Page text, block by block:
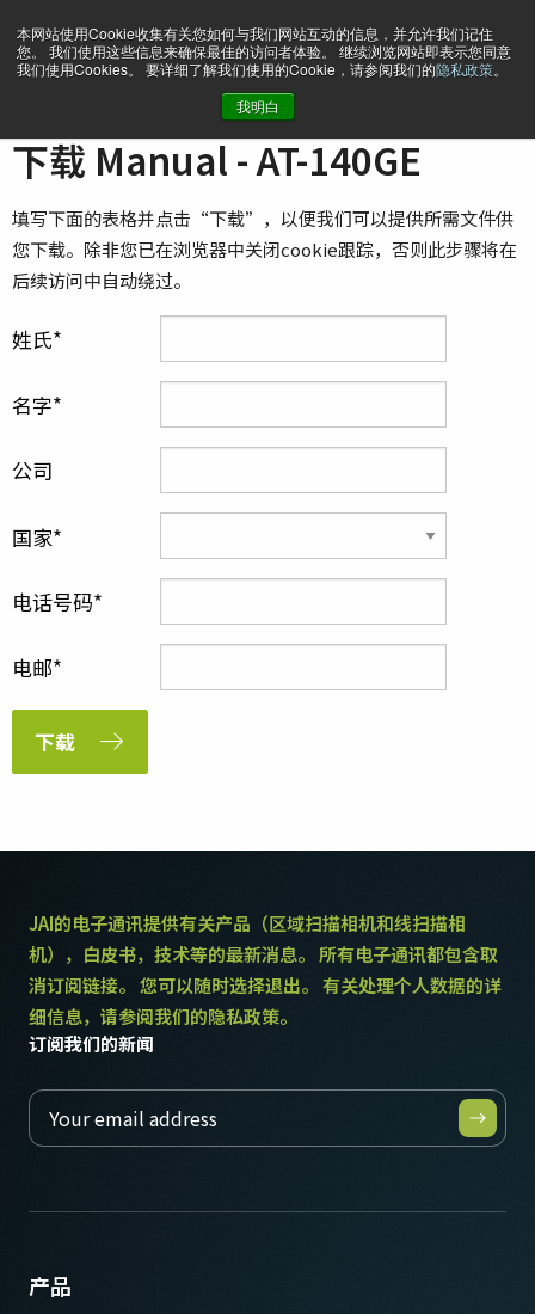
本网站使用Cookie收集有关您如何与我们网站互动的信息，并允许我们记住
您。 我们使用这些信息来确保最佳的访问者体验。 继续浏览网站即表示您同意
我们使用Cookies。 要详细了解我们使用的Cookie，请参阅我们的隐私政策。
我明白
下载 Manual - AT-140GE
填写下面的表格并点击“下载”，以便我们可以提供所需文件供
您下载。除非您已在浏览器中关闭cookie跟踪，否则此步骤将在
后续访问中自动绕过。
姓氏
名字
公司
国家
电话号码
电邮
下载
JAI的电子通讯提供有关产品（区域扫描相机和线扫描相
机），白皮书，技术等的最新消息。 所有电子通讯都包含取
消订阅链接。 您可以随时选择退出。 有关处理个人数据的详
细信息，请参阅我们的隐私政策。
订阅我们的新闻
产品